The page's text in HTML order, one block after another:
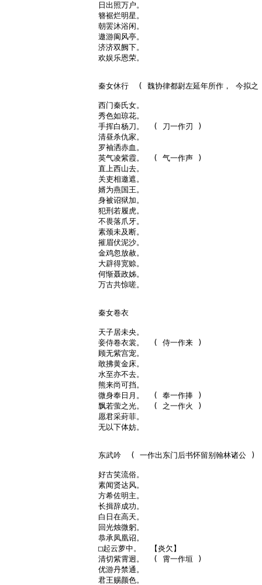
日出照万户。
簪裾烂明星。
朝罢沐浴闲。
遨游阆风亭。
济济双阙下。
欢娱乐恩荣。
秦女休行  ( 魏协律都尉左延年所作， 今拟
西门秦氏女。
秀色如琼花。
手挥白杨刀。  ( 刀一作刃 )
清昼杀仇家。
罗袖洒赤血。
英气凌紫霞。  ( 气一作声 )
直上西山去。
关吏相邀遮。
婿为燕国王。
身被诏狱加。
犯刑若履虎。
不畏落爪牙。
素颈未及断。
摧眉伏泥沙。
金鸡忽放赦。
大辟得宽赊。
何惭聂政姊。
万古共惊嗟。
秦女卷衣
天子居未央。
妾侍卷衣裳。  ( 侍一作来 )
顾无紫宫宠。
敢拂黄金床。
水至亦不去。
熊来尚可挡。
微身奉日月。  ( 奉一作捧 )
飘若萤之光。  ( 之一作火 )
愿君采葑菲。
无以下体妨。
东武吟  ( 一作出东门后书怀留别翰林诸公 )
好古笑流俗。
素闻贤达风。
方希佐明主。
长揖辞成功。
白日在高天。
回光烛微躬。
恭承凤凰诏。
□起云萝中。  【炎欠】
清切紫霄迥。  ( 霄一作垣 )
优游丹禁通。
君王赐颜色。